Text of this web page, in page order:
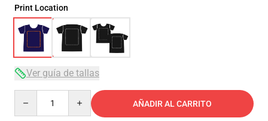
Print Location
Ver guía de tallas
AÑADIR AL CARRITO